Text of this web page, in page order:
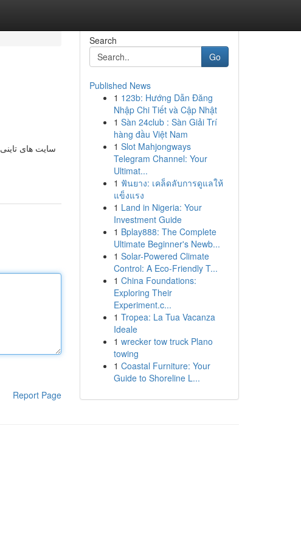
سایت های
Report Page
Search
Go
Published News
1 123b: Hướng Dẫn Đăng
Nhập Chi Tiết và Cập Nhật
1 Sàn 24club : Sàn Giải Trí
hàng đầu Việt Nam
1 Slot Mahjongways
Telegram Channel: Your
Ultimat...
1 ฟันยาง: เคล็ดลับการดูแลให้
แข็งแรง
1 Land in Nigeria: Your
Investment Guide
1 Bplay888: The Complete
Ultimate Beginner's Newb...
1 Solar-Powered Climate
Control: A Eco-Friendly T...
1 China Foundations:
Exploring Their
Experiment.c...
1 Tropea: La Tua Vacanza
Ideale
1 wrecker tow truck Plano
towing
1 Coastal Furniture: Your
Guide to Shoreline L...